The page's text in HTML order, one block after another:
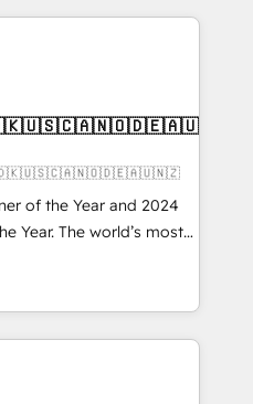
With over 115
on EMEA - USA
of the Year and 2024
Year. The world’s most
HubSpot Solutions
EMEA, APAC and NAM,
and
Hub. 🧭 From
powered automation,